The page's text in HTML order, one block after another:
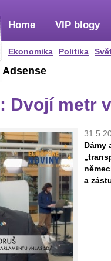
Home
Ekonomika Politika
VIP blogy
Adsense
Dvojí metr
Dámy
a